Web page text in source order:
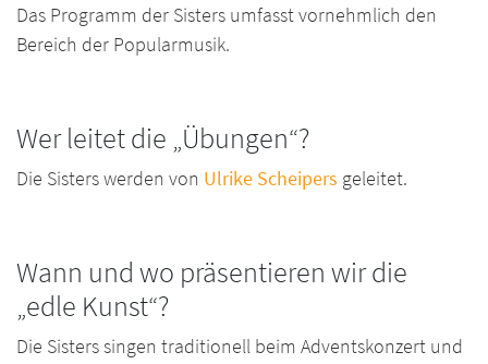
Das Programm der Sisters umfasst vornehmlich den
Bereich der Popularmusik.
Wer leitet die „Übungen“?
Die Sisters werden von Ulrike Scheipers geleitet.
Wann und wo präsentieren wir die
„edle Kunst“?
Die Sisters singen traditionell beim Adventskonzert und